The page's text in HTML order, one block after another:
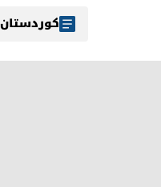
کوردستان24 دیجیتاڵ میدیا